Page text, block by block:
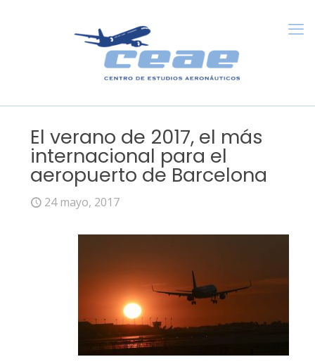
El verano de 2017, el más
internacional para el
aeropuerto de Barcelona
24 mayo, 2017